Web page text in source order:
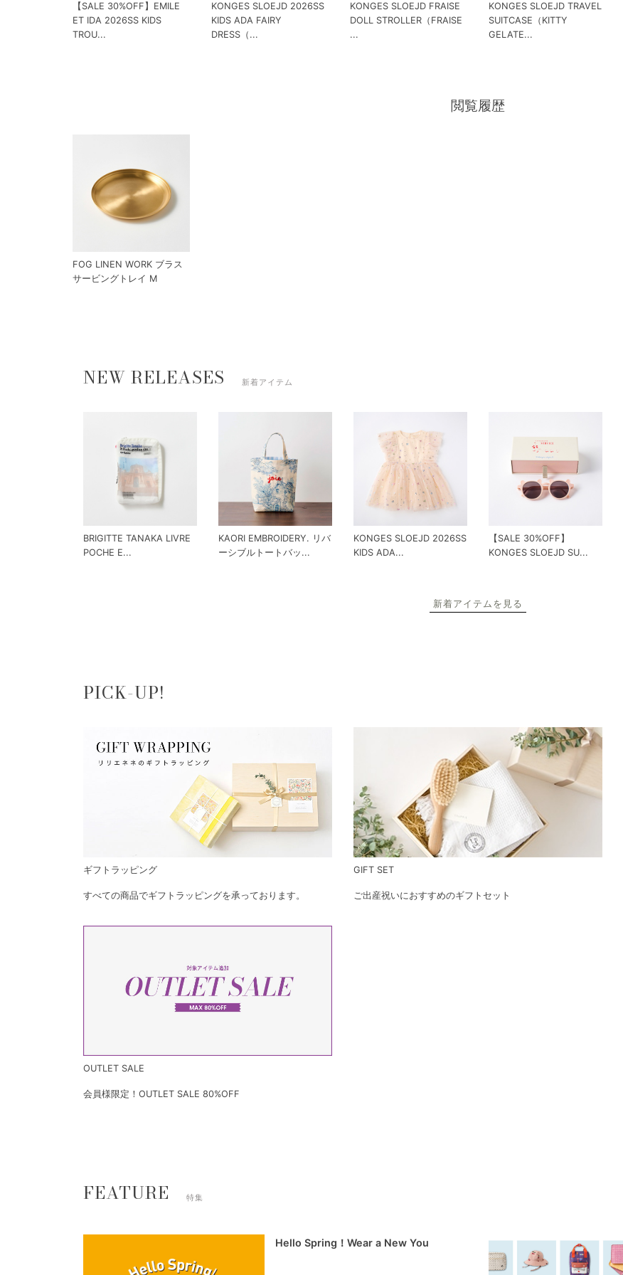
【SALE 30%OFF】EMILE
ET IDA 2026SS KIDS
TROU...
KONGES SLOEJD 2026SS
KIDS ADA FAIRY
DRESS（...
KONGES SLOEJD FRAISE
DOLL STROLLER（FRAISE
...
KONGES SLOEJD TRAVEL
SUITCASE（KITTY
GELATE...
閲覧履歴
FOG LINEN WORK ブラス
サービングトレイ M
NEW RELEASES 新着アイテム
BRIGITTE TANAKA LIVRE
POCHE E...
KAORI EMBROIDERY. リバ
ーシブルトートバッ...
KONGES SLOEJD 2026SS
KIDS ADA...
【SALE 30%OFF】
KONGES SLOEJD SU...
新着アイテムを見る
PICK-UP!
ギフトラッピング
すべての商品でギフトラッピングを承っております。
GIFT SET
ご出産祝いにおすすめのギフトセット
OUTLET SALE
会員様限定！OUTLET SALE 80%OFF
FEATURE 特集
Hello Spring！Wear a New You